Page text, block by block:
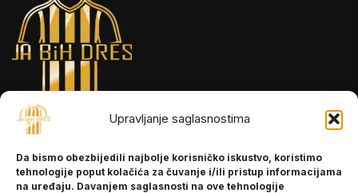
Upravljanje saglasnostima
Da bismo obezbijedili najbolje korisničko iskustvo, koristimo
tehnologije poput kolačića za čuvanje i/ili pristup informacijama
na uređaju. Davanjem saglasnosti na ove tehnologije
INFORMACIJE
O nama
Kontakt